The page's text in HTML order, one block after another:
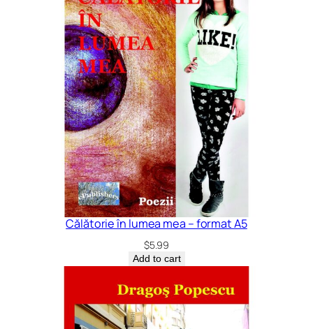
Călătorie în lumea mea – format A5
$5.99
Add to cart